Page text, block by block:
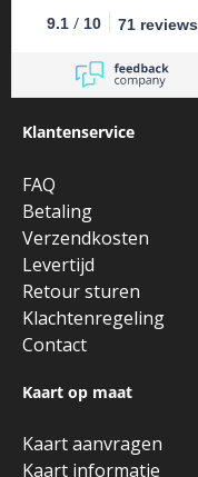
9.1 / 10 71 reviews
Klantenservice
FAQ
Betaling
Verzendkosten
Levertijd
Retour sturen
Klachtenregeling
Contact
Kaart op maat
Kaart aanvragen
Kaart informatie